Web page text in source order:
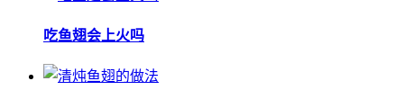
吃鱼翅会上火吗